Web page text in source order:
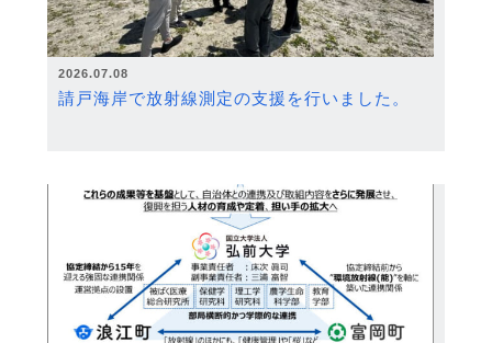
2026.07.08
請戸海岸で放射線測定の支援を行いました。